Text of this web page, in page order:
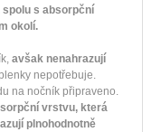
s absorpční
okolí.
avšak nenahrazují
nepotřebuje.
na nočník připraveno.
vrstvu, která
plnohodnotně